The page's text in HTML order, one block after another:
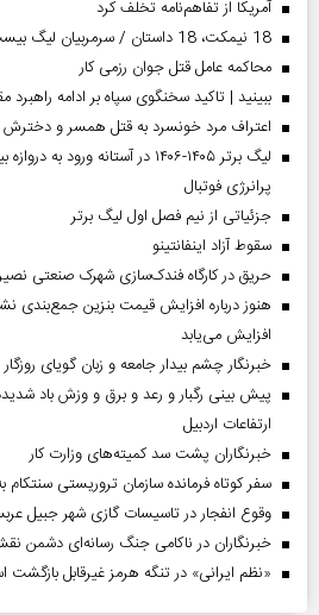
آمریکا از تفاهم‌نامه تخلف کرد
18 نیمکت، 18 داستان / سرمربیان لیگ بیست‌وششم را بشناسید
محاکمه عامل قتل جوان رزمی کار
ببینید | تاکید سخنگوی سپاه بر ادامه
اعتراف مرد خونسرد به قتل همسر و دخترش
لیگ برتر ۱۴۰۵-۱۴۰۶ در آستانه
پرانرژی فوتبال
جزئیاتی از نیم فصل اول لیگ برتر
سقوط آزاد اینفانتینو
حریق در کارگاه فندک‌سازی شهرک صنعتی
هنوز درباره افزایش قیمت بنزین جمع‌بندی
افزایش می‌یابد
خبرنگار چشم بیدار جامعه و زبان گویای
پیش بینی رگبار و رعد و برق و وزش باد
ارتفاعات اردبیل
خبرنگاران پشت سد کمیته‌های وزارت کار
سفر کوتاه فرمانده سازمان تروریستی سنتکام
وقوع انفجار در تاسیسات گازی شهر جبیل
خبرنگاران در ناکامی جنگ رسانه‌ای دشمن
«نظم ایرانی» در تنگه هرمز غیرقابل